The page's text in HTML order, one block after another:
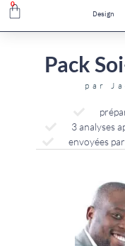
0
Design
Pack
par
3 analyses
envoyées